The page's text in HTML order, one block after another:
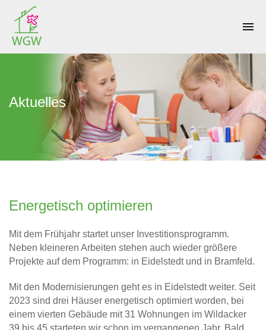
menu
Aktuelles
Energetisch optimieren
Mit dem Frühjahr startet unser Investitionsprogramm.
Neben kleineren Arbeiten stehen auch wieder größere
Projekte auf dem Programm: in Eidelstedt und in Bramfeld.
Mit den Modernisierungen geht es in Eidelstedt weiter. Seit
2023 sind drei Häuser energetisch optimiert worden, bei
einem vierten Gebäude mit 31 Wohnungen im Wildacker
39 bis 45 starteten wir schon im vergangenen Jahr. Bald